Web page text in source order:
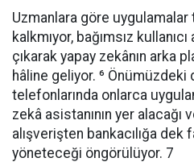
Uzmanlara göre
kalkmıyor, bağımsız
çıkarak yapay zekânın arka
hâline geliyor. ⁶ Önümüzdeki
telefonlarında onlarca
zekâ asistanının yer alacağı
alışverişten bankacılığa dek
yöneteceği öngörülüyor. 7